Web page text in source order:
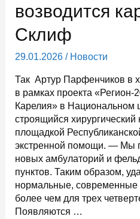
в
Петрозаводске
возводится
Склиф
29.01.2026/ Новости
Так Артур Парфенчиков в
в рамках проекта «Регион-
Карелия» в Национальном
строящийся хирургический
площадкой
экстренной помощи. — Мы
новых амбулаторий и
пунктов. Таким образом,
нормальные, современные
более чем для трех
Появляются …